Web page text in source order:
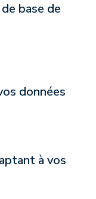
base de
données
à vos